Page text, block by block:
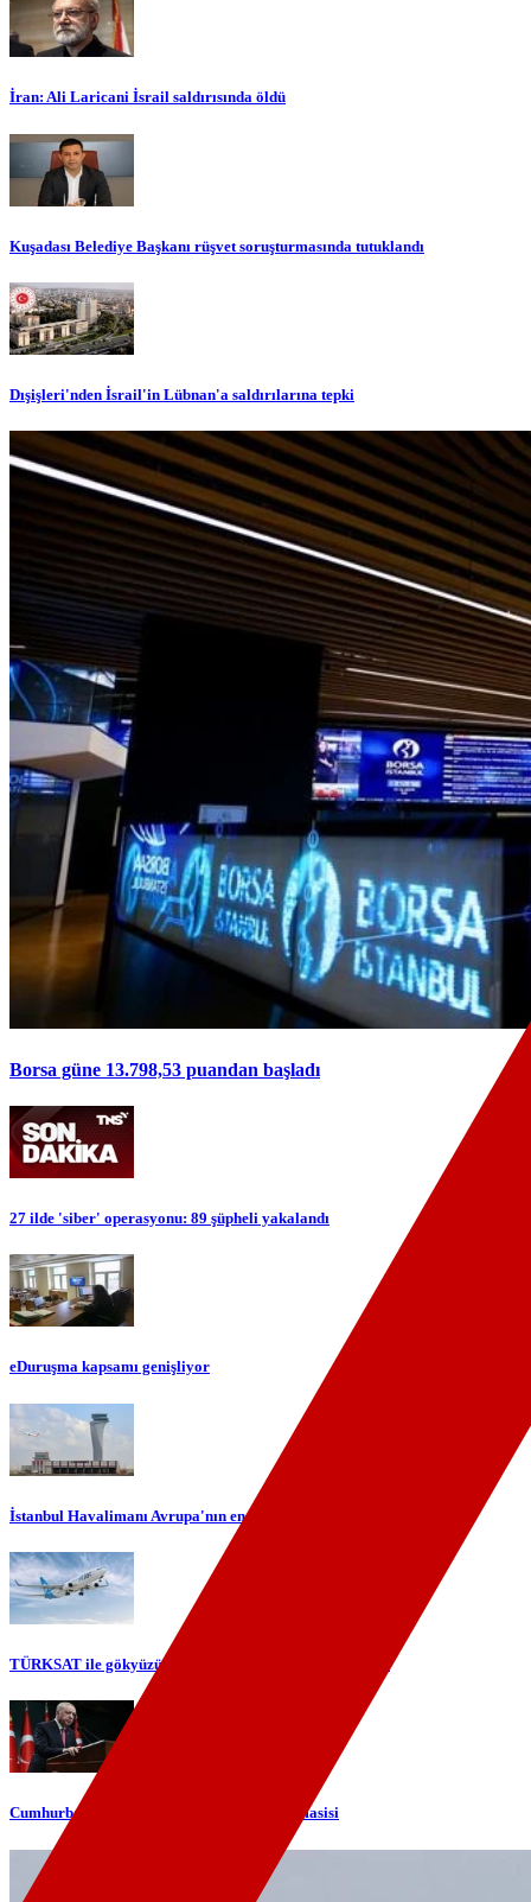
İran: Ali Laricani İsrail saldırısında öldü
Kuşadası Belediye Başkanı rüşvet soruşturmasında tutuklandı
Dışişleri'nden İsrail'in Lübnan'a saldırılarına tepki
Borsa güne 13.798,53 puandan başladı
27 ilde 'siber' operasyonu: 89 şüpheli yakalandı
eDuruşma kapsamı genişliyor
İstanbul Havalimanı Avrupa'nın en yoğun havalimanı oldu
TÜRKSAT ile gökyüzünde yerli internet dönemi başlıyor
Cumhurbaşkanı Erdoğan'dan telefon diplomasisi